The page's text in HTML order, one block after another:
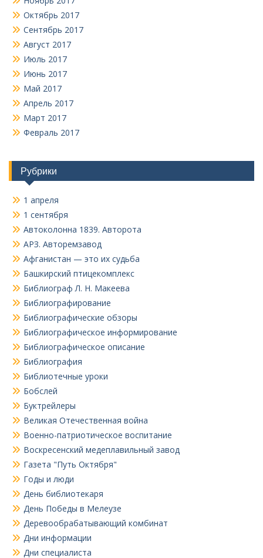
Октябрь 2017
Сентябрь 2017
Август 2017
Июль 2017
Июнь 2017
Май 2017
Апрель 2017
Март 2017
Февраль 2017
Рубрики
1 апреля
1 сентября
Автоколонна 1839. Авторота
АРЗ. Авторемзавод
Афганистан — это их судьба
Башкирский птицекомплекс
Библиограф Л. Н. Макеева
Библиографирование
Библиографические обзоры
Библиографическое информирование
Библиографическое описание
Библиография
Библиотечные уроки
Бобслей
Буктрейлеры
Великая Отечественная война
Военно-патриотическое воспитание
Воскресенский медеплавильный завод
Газета "Путь Октября"
Годы и люди
День библиотекаря
День Победы в Мелеузе
Деревообрабатывающий комбинат
Дни информации
Дни специалиста